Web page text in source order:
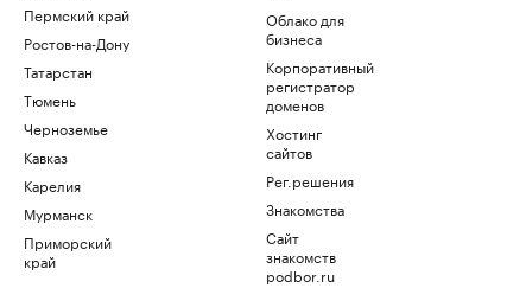
Пермский край
Ростов-на-Дону
Татарстан
Тюмень
Черноземье
Кавказ
Карелия
Мурманск
Приморский
край
Облако для
бизнеса
Корпоративный
регистратор
доменов
Хостинг
сайтов
Рег.решения
Знакомства
Сайт
знакомств
podbor.ru